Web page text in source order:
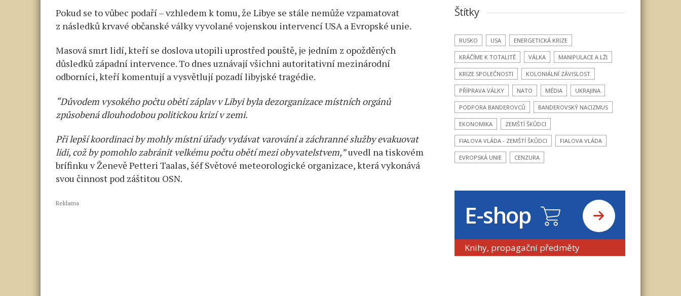
Pokud se to vůbec podaří – vzhledem k tomu, že Libye se stále nemůže vzpamatovat
z následků krvavé občanské války vyvolané vojenskou intervencí USA a Evropské unie.
Masová smrt lidí, kteří se doslova utopili uprostřed pouště, je jedním z opožděných
důsledků západní intervence. To dnes uznávají všichni autoritativní mezinárodní
odborníci, kteří komentují a vysvětlují pozadí libyjské tragédie.
“Důvodem vysokého počtu obětí záplav v Libyi byla dezorganizace místních orgánů
způsobená dlouhodobou politickou krizí v zemi.
Při lepší koordinaci by mohly místní úřady vydávat varování a záchranné služby evakuovat
lidi, což by pomohlo zabránit velkému počtu obětí mezi obyvatelstvem,”uvedl na tiskovém
brífinku v Ženevě Petteri Taalas, šéf Světové meteorologické organizace, která vykonává
svou činnost pod záštitou OSN.
Reklama
Štítky
RUSKO USA ENERGETICKÁ KRIZE
KRÁČÍME K TOTALITĚ VÁLKA MANIPULACE A LŽI
KRIZE SPOLEČNOSTI KOLONIÁLNÍ ZÁVISLOST
PŘÍPRAVA VÁLKY NATO MÉDIA UKRAJINA
PODPORA BANDEROVCŮ BANDEROVSKÝ NACIZMUS
EKONOMIKA ZEMŠTÍ ŠKŮDCI
FIALOVA VLÁDA - ZEMŠTÍ ŠKŮDCI FIALOVA VLÁDA
EVROPSKÁ UNIE CENZURA
E-shop
Knihy, propagační předměty